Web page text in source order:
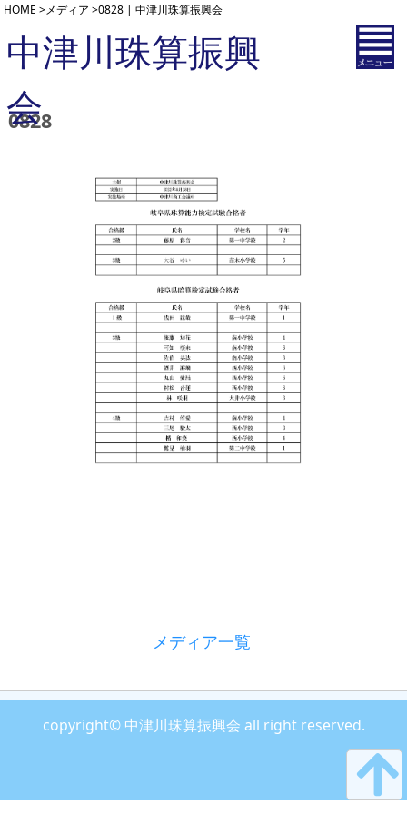
HOME >メディア >0828 | 中津川珠算振興会
中津川珠算振興
会
0828
メディア一覧
copyright© 中津川珠算振興会 all right reserved.